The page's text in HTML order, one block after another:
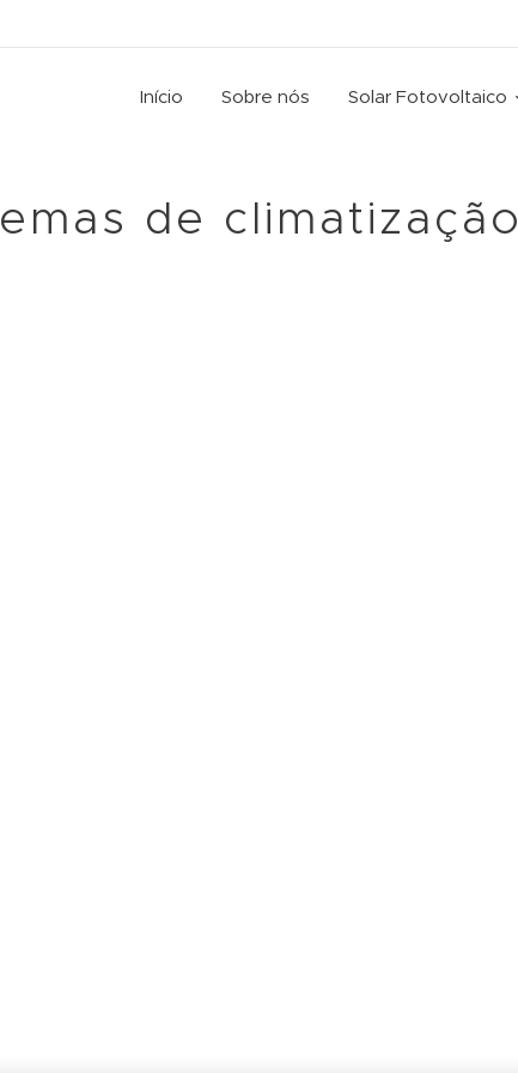
Início Sobre nós Solar Fotovoltaico
de climatização